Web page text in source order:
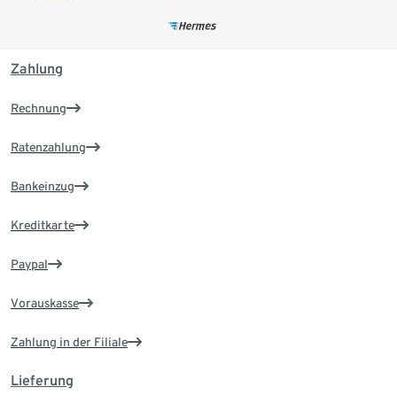
Zahlung
Rechnung
Ratenzahlung
Bankeinzug
Kreditkarte
Paypal
Vorauskasse
Zahlung in der Filiale
Lieferung